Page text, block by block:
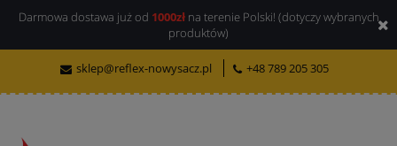
Darmowa dostawa już od 1000złna terenie Polski! (dotyczy wybranych
produktów)
sklep@reflex-nowysacz.pl +48 789 205 305